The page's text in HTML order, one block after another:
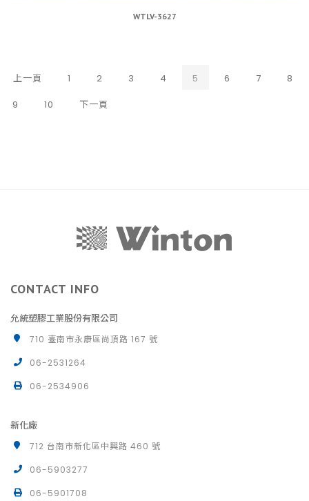
WTLV-3627
上一頁 1 2 3 4 5 (CURRENT)
6 7
8
9
10 下一頁
CONTACT INFO
允統塑膠工業股份有限公司
710 臺南市永康區尚頂路 167 號
06-2531264
06-2534906
新化廠
712 台南市新化區中興路 460 號
06-5903277
06-5901708